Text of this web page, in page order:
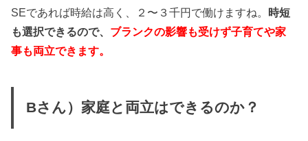
SEであれば時給は高く、２〜３千円で働けますね。 時短
も選択できるので、 ブランクの影響も受けず子育てや家
事も両立できます。
Bさん）家庭と両立はできるのか？